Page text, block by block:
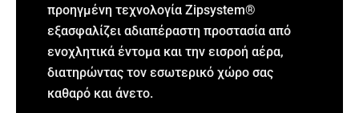
προηγμένη τεχνολογία Zipsystem®
εξασφαλίζει αδιαπέραστη προστασία από
ενοχλητικά έντομα και την εισροή αέρα,
διατηρώντας τον εσωτερικό χώρο σας
καθαρό και άνετο.